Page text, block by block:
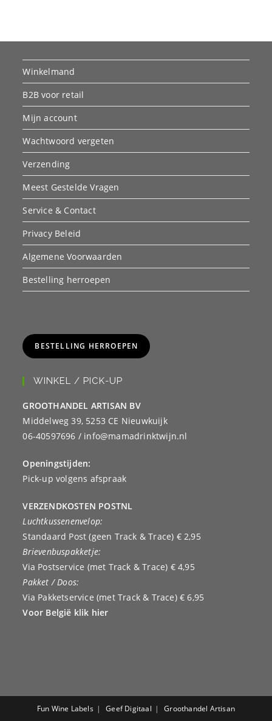
Winkelmand
B2B voor retail
Mijn account
Wachtwoord vergeten
Verzending
Meest Gestelde Vragen
Service & Contact
Privacy Beleid
Algemene Voorwaarden
Bestelling herroepen
BESTELLING HERROEPEN
WINKEL / PICK-UP
GROOTHANDEL ARTISAN BV
Middelweg 39, 5253 CE Nieuwkuijk
06-40597696 / info@mamadrinktwijn.nl
Openingstijden:
Pick-up volgens afspraak
VERZENDKOSTEN POSTNL
Luchtkussenenvelop:
Standaard Post (geen Track & Trace) € 2,95
Brievenbuspakketje:
Via Postservice (met Track & Trace) € 4,95
Pakket / Doos:
Via Pakketservice (met Track & Trace) € 6,95
Voor België klik hier
Fun Wine Labels Geef Digitaal Groothandel Artisan